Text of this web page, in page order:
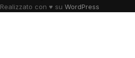
Realizzato con ♥ su WordPress